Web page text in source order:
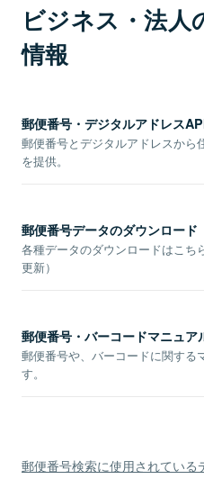
ビジネス・法人
情報
郵便番号・デジタルアドレス
郵便番号とデジタルアドレスから
を提供。
郵便番号データのダウンロード
各種データのダウンロードはこち
更新）
郵便番号・バーコードマニュア
郵便番号や、バーコードに関する
す。
郵便番号検索に使用されている